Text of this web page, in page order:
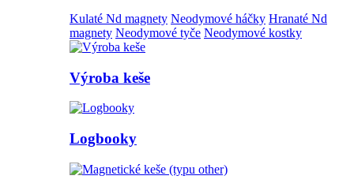
Kulaté Nd magnety Neodymové háčky Hranaté Nd
magnety Neodymové tyče Neodymové kostky
Výroba keše
Logbooky